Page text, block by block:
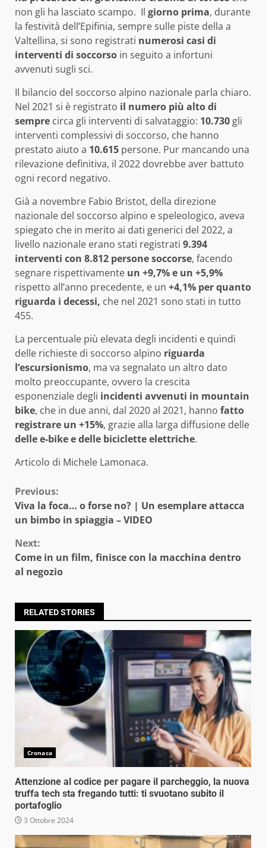
non gli ha lasciato scampo. Il giorno prima, durante
la festività dell’Epifinia, sempre sulle piste della a
Valtellina, si sono registrati numerosi casi di
interventi di soccorso in seguito a infortuni
avvenuti sugli sci.
Il bilancio del soccorso alpino nazionale parla chiaro.
Nel 2021 si è registrato il numero più alto di
sempre circa gli interventi di salvataggio: 10.730 gli
interventi complessivi di soccorso, che hanno
prestato aiuto a 10.615 persone. Pur mancando una
rilevazione definitiva, il 2022 dovrebbe aver battuto
ogni record negativo.
Già a novembre Fabio Bristot, della direzione
nazionale del soccorso alpino e speleologico, aveva
spiegato che in merito ai dati generici del 2022, a
livello nazionale erano stati registrati 9.394
interventi con 8.812 persone soccorse, facendo
segnare rispettivamente un +9,7% e un +5,9%
rispetto all’anno precedente, e un +4,1% per quanto
riguarda i decessi, che nel 2021 sono stati in tutto
455.
La percentuale più elevata degli incidenti e quindi
delle richieste di soccorso alpino riguarda
l’escursionismo, ma va segnalato un altro dato
molto preoccupante, ovvero la crescita
esponenziale degli incidenti avvenuti in mountain
bike, che in due anni, dal 2020 al 2021, hanno fatto
registrare un +15%, grazie alla larga diffusione delle
delle e-bike e delle biciclette elettriche.
Articolo di Michele Lamonaca.
Continue
Reading
Previous:
Viva la foca… o forse no? | Un esemplare attacca
un bimbo in spiaggia – VIDEO
Next:
Come in un film, finisce con la macchina dentro
al negozio
RELATED STORIES
Cronaca
Attenzione al codice per pagare il parcheggio, la nuova
truffa tech sta fregando tutti: ti svuotano subito il
portafoglio
3 Ottobre 2024